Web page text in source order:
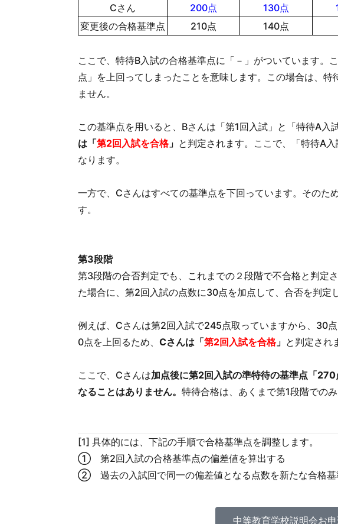
Cさん
200点 130点
変更後の合格基準点
210点 140点
ここで、特待B入試の合格基準点に「－」がついています。
点」を上回ってしまったことを意味します。この場合は、
ません。
この基準点を用いると、Bさんは「第1回入試」と「特待A入
は「第2回入試を合格」 と判定されます。ここで、「特待A
なります。
一方で、Cさんはすべての基準点を下回っています。そのため
す。
第3段階
第3段階の合否判定でも、これまでの２段階で不合格と判定
た場合に、第2回入試の点数に30点を加点して、合否を判定し
例えば、Cさんは第2回入試で245点取っていますから、30
0点を上回るため、 Cさんは「第2回入試を合格」 と判定され
ここで、Cさんは加点後に第2回入試の準特待の基準点「
なることはありません。 特待合格は、あくまで第1段階でのみ
[1] 具体的には、下記の手順で合格基準点を調整します。
① 第2回入試の合格基準点の偏差値を算出する
② 過去の入試回で同一の偏差値となる点数を新たな合格基
中等教育学校説明会お